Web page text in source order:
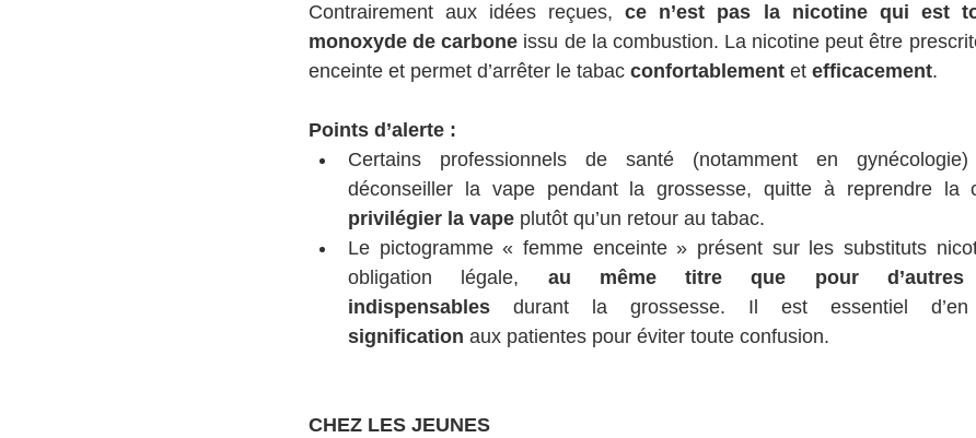
Contrairement aux idées reçues, ce n’est pas la nicotine qui est
monoxyde de carbone issu de la combustion. La nicotine peut être
enceinte et permet d’arrêter le tabac confortablement et efficacement.
Points d’alerte :
Certains professionnels de santé (notamment en
privilégier la vape plutôt qu’un retour au tabac.
Le pictogramme « femme enceinte » présent sur les substituts
obligation légale, au même titre que pour d’autres
indispensables durant la grossesse. Il est essentiel
signification aux patientes pour éviter toute confusion.
CHEZ LES JEUNES